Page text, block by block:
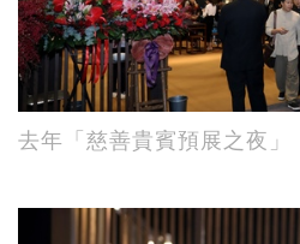
去年「慈善貴賓預展之夜」